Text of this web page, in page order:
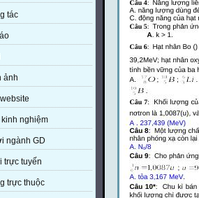
tác
ảnh
nghiệm
ngành GD
trực tuyến
trực thuộc